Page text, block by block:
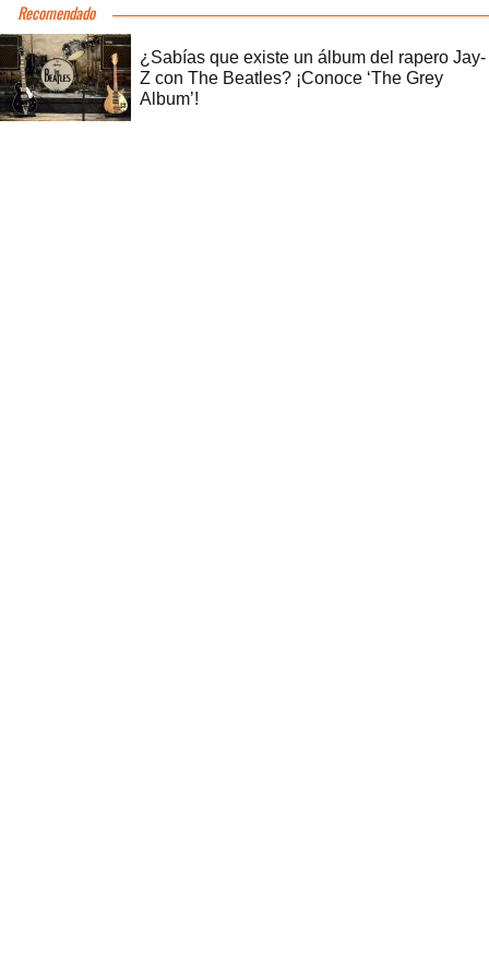
Recomendado
¿Sabías que existe un álbum del rapero Jay-
Z con The Beatles? ¡Conoce ‘The Grey
Album’!